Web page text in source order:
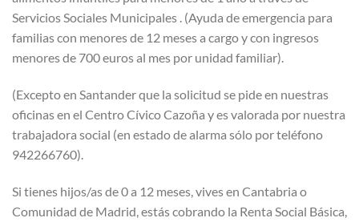
Servicios Sociales Municipales . (Ayuda de emergencia para
familias con menores de 12 meses a cargo y con ingresos
menores de 700 euros al mes por unidad familiar).
(Excepto en Santander que la solicitud se pide en nuestras
oficinas en el Centro Cívico Cazoña y es valorada por nuestra
trabajadora social (en estado de alarma sólo por teléfono
942266760).
Si tienes hijos/as de 0 a 12 meses, vives en Cantabria o
Comunidad de Madrid, estás cobrando la Renta Social Básica,